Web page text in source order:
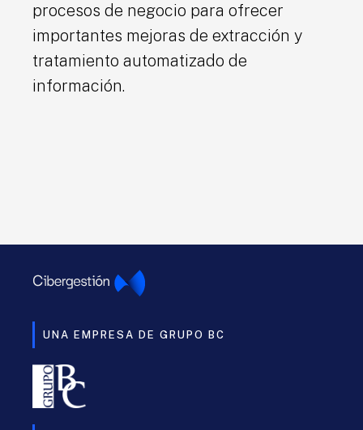
procesos de negocio para ofrecer
importantes mejoras de extracción y
tratamiento automatizado de
información.
UNA EMPRESA DE GRUPO BC